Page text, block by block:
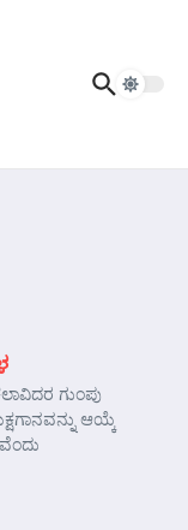
ಗುಂಪು
ಆಯ್ಕೆ